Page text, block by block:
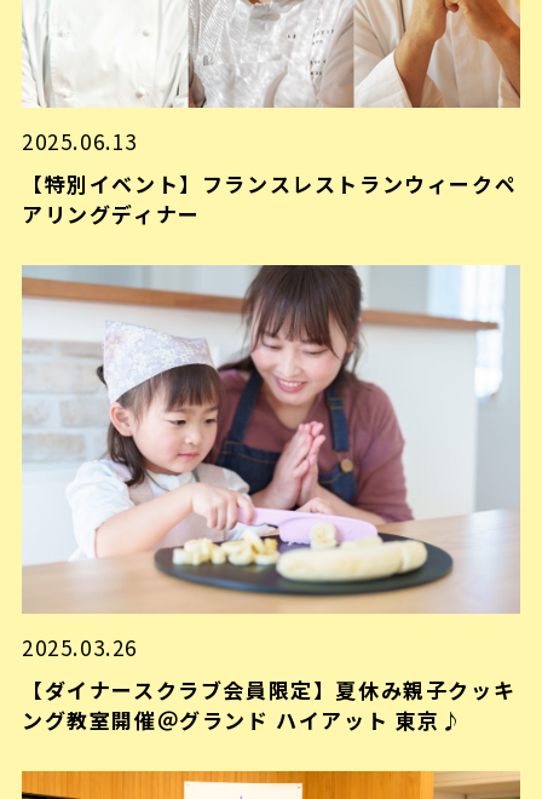
2025.06.13
【特別イベント】フランスレストランウィークペ
アリングディナー
2025.03.26
【ダイナースクラブ会員限定】夏休み親子クッキ
ング教室開催＠グランド ハイアット 東京♪